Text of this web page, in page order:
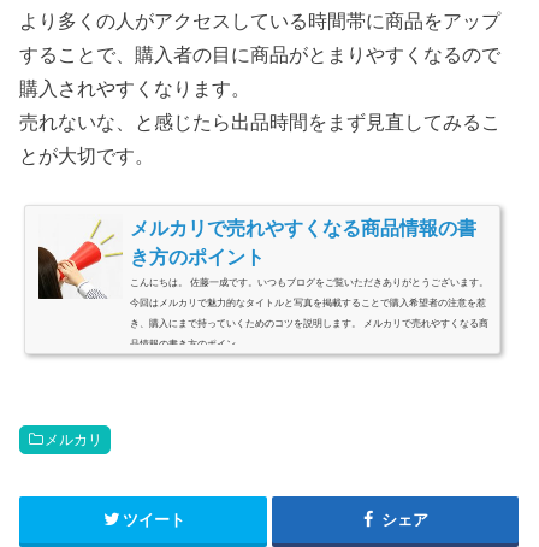
より多くの人がアクセスしている時間帯に商品をアップ
することで、購入者の目に商品がとまりやすくなるので
購入されやすくなります。
売れないな、と感じたら出品時間をまず見直してみるこ
とが大切です。
メルカリで売れやすくなる商品情報の書
き方のポイント
こんにちは。 佐藤一成です。いつもブログをご覧いただきありがとうございます。
今回はメルカリで魅力的なタイトルと写真を掲載することで購入希望者の注意を惹
き、購入にまで持っていくためのコツを説明します。 メルカリで売れやすくなる商
品情報の書き方のポイン...
メルカリ
ツイート シェア